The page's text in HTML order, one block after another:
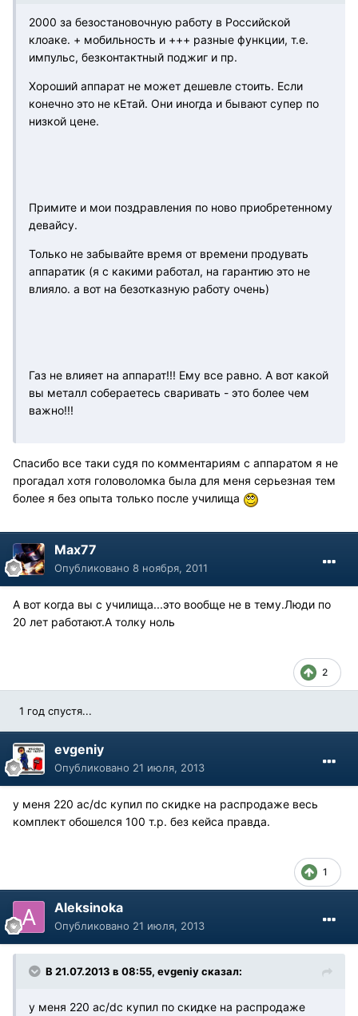
2000 за безостановочную работу в Российской
клоаке. + мобильность и +++ разные функции, т.е.
импульс, безконтактный поджиг и пр.
Хороший аппарат не может дешевле стоить. Если
конечно это не кЕтай. Они иногда и бывают супер по
низкой цене.
Примите и мои поздравления по ново приобретенному
девайсу.
Только не забывайте время от времени продувать
аппаратик (я с какими работал, на гарантию это не
влияло. а вот на безотказную работу очень)
Газ не влияет на аппарат!!! Ему все равно. А вот какой
вы металл собераетесь сваривать - это более чем
важно!!!
Спасибо все таки судя по комментариям с аппаратом я не
прогадал хотя головоломка была для меня серьезная тем
более я без опыта только после училища
Max77
Опубликовано 8 ноября, 2011
А вот когда вы с училища...это вообще не в тему.Люди по
20 лет работают.А толку ноль
2
1 год спустя...
evgeniy
Опубликовано 21 июля, 2013
у меня 220 ac/dc купил по скидке на распродаже весь
комплект обошелся 100 т.р. без кейса правда.
1
Aleksinoka
Опубликовано 21 июля, 2013
В 21.07.2013 в 08:55, evgeniy сказал:
у меня 220 ac/dc купил по скидке на распродаже